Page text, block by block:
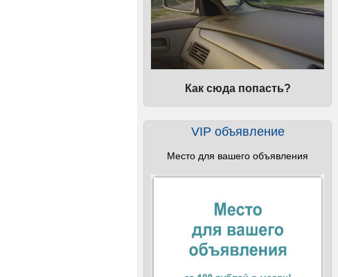
Как сюда попасть?
VIP объявление
Место для вашего объявления